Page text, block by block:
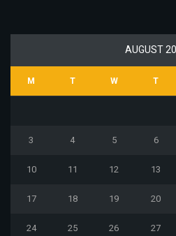
AUGUST
M T W T
3 4 5 6
10 11 12 13
17 18 19 20
24 25 26 27